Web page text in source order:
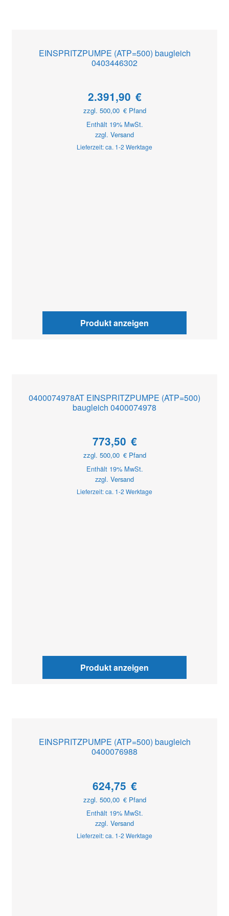
EINSPRITZPUMPE (ATP=500) baugleich
0403446302
2.391,90 €
zzgl. 500,00 €Pfand
Enthält 19% MwSt.
zzgl. Versand
Lieferzeit: ca. 1-2 Werktage
Produkt anzeigen
0400074978AT EINSPRITZPUMPE (ATP=500)
baugleich 0400074978
773,50 €
zzgl. 500,00 €Pfand
Enthält 19% MwSt.
zzgl. Versand
Lieferzeit: ca. 1-2 Werktage
Produkt anzeigen
EINSPRITZPUMPE (ATP=500) baugleich
0400076988
624,75 €
zzgl. 500,00 €Pfand
Enthält 19% MwSt.
zzgl. Versand
Lieferzeit: ca. 1-2 Werktage